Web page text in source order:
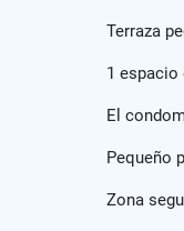
Terraza
1 espacio
El
Pequeño
Zona